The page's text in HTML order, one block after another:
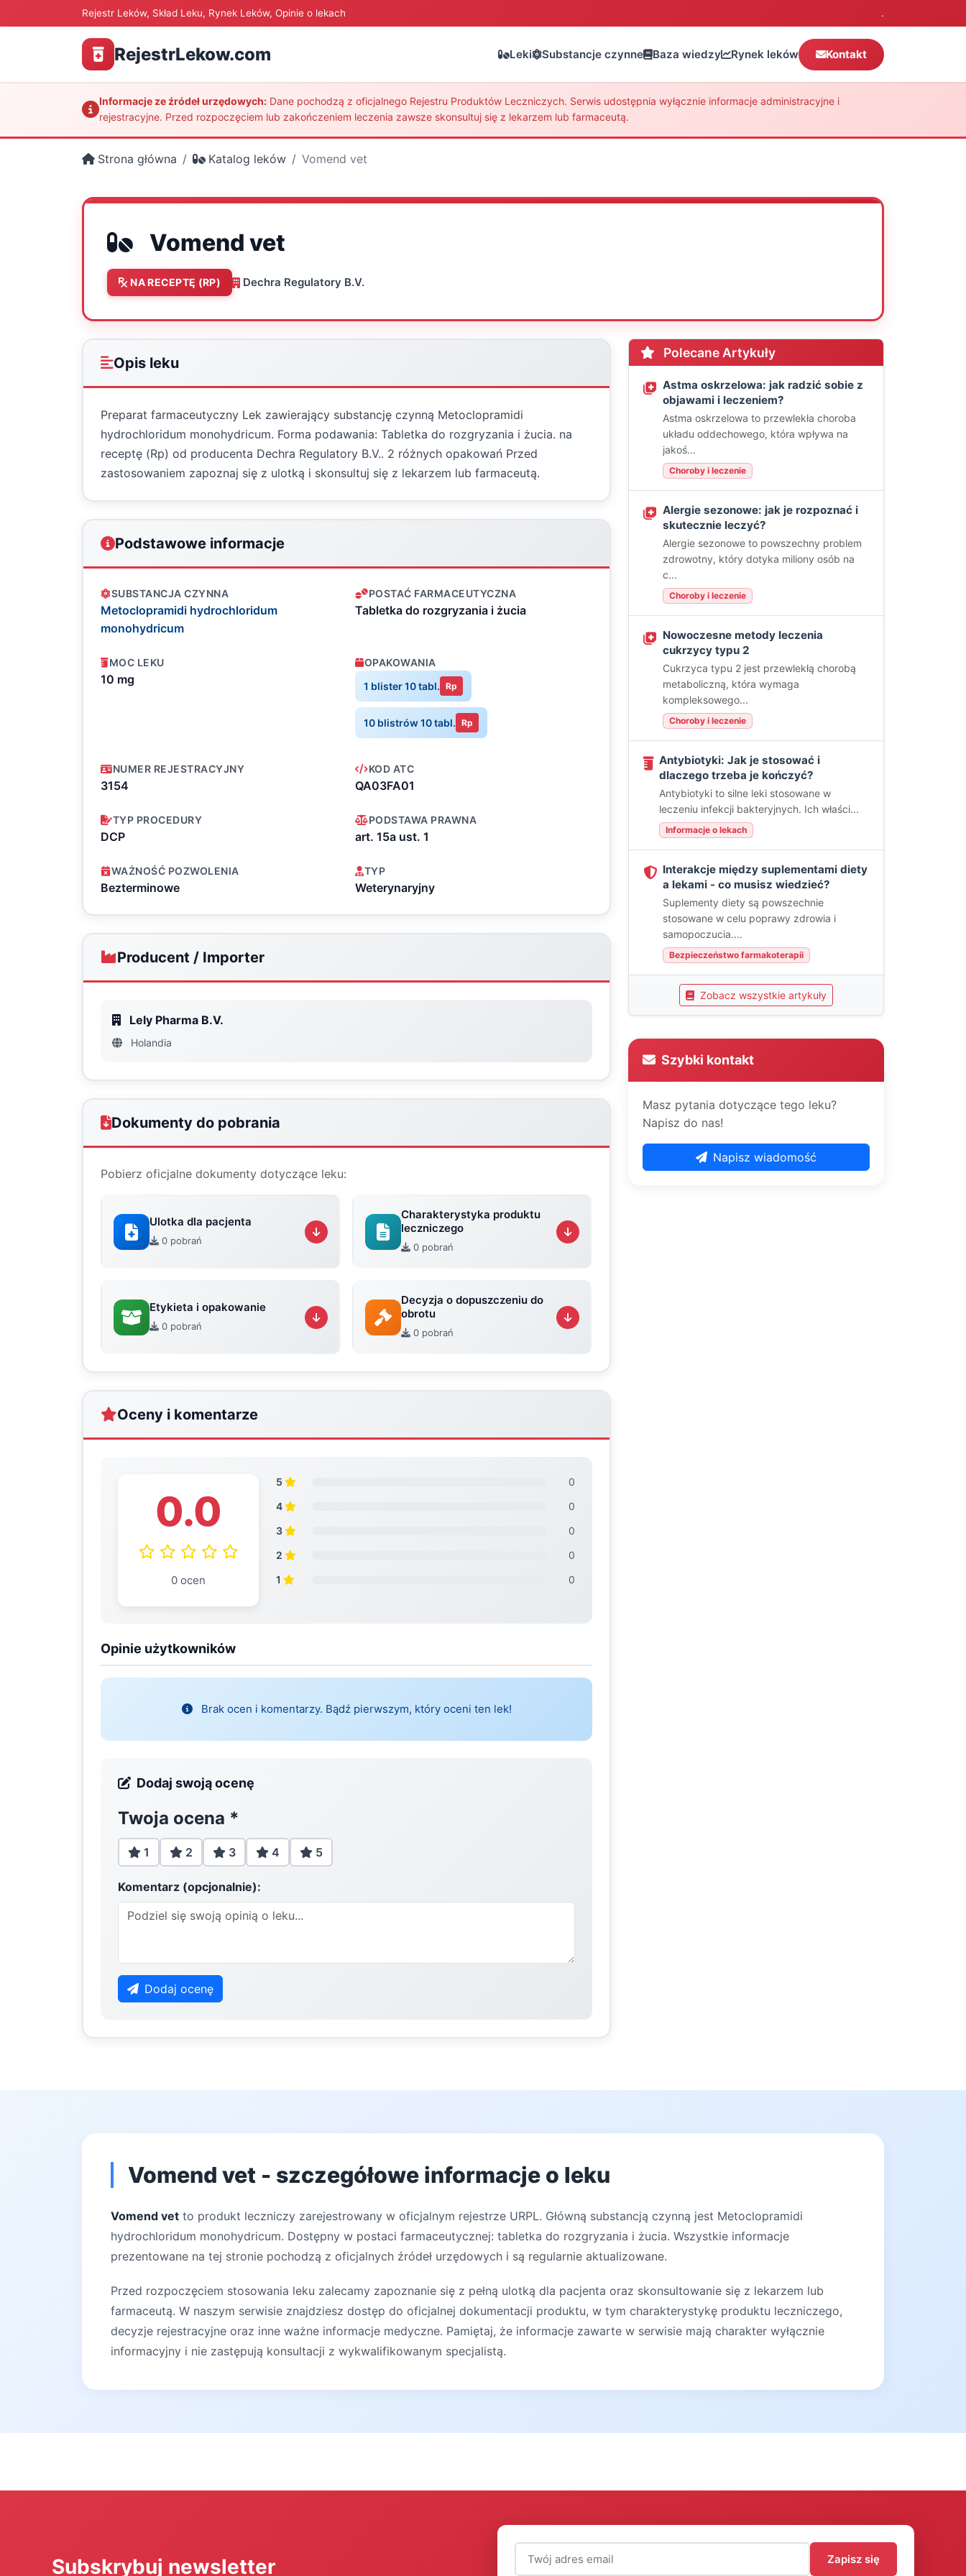
Rejestr Leków, Skład Leku, Rynek Leków, Opinie o lekach .
RejestrLekow.com Leki Substancje czynne Baza wiedzy Rynek leków Kontakt
Informacje ze źródeł urzędowych: Dane pochodzą z oficjalnego Rejestru Produktów Leczniczych. Serwis udostępnia wyłącznie informacje administracyjne i
rejestracyjne. Przed rozpoczęciem lub zakończeniem leczenia zawsze skonsultuj się z lekarzem lub farmaceutą.
Strona główna Katalog leków Vomend vet
Vomend vet
NA RECEPTĘ (RP) Dechra Regulatory B.V.
Opis leku
Preparat farmaceutyczny Lek zawierający substancję czynną Metoclopramidi
hydrochloridum monohydricum. Forma podawania: Tabletka do rozgryzania i żucia. na
receptę (Rp) od producenta Dechra Regulatory B.V.. 2 różnych opakowań Przed
zastosowaniem zapoznaj się z ulotką i skonsultuj się z lekarzem lub farmaceutą.
Podstawowe informacje
SUBSTANCJA CZYNNA
Metoclopramidi hydrochloridum
monohydricum
POSTAĆ FARMACEUTYCZNA
Tabletka do rozgryzania i żucia
MOC LEKU
10 mg
OPAKOWANIA
1 blister 10 tabl. Rp
10 blistrów 10 tabl. Rp
NUMER REJESTRACYJNY
3154
KOD ATC
QA03FA01
TYP PROCEDURY
DCP
PODSTAWA PRAWNA
art. 15a ust. 1
WAŻNOŚĆ POZWOLENIA
Bezterminowe
TYP
Weterynaryjny
Producent / Importer
Lely Pharma B.V.
Holandia
Dokumenty do pobrania
Pobierz oficjalne dokumenty dotyczące leku:
Ulotka dla pacjenta
0 pobrań
Charakterystyka produktu
leczniczego
0 pobrań
Etykieta i opakowanie
0 pobrań
Decyzja o dopuszczeniu do
obrotu
0 pobrań
Oceny i komentarze
0.0
0 ocen
5
0
4
0
3
0
2
0
1
0
Opinie użytkowników
Brak ocen i komentarzy. Bądź pierwszym, który oceni ten lek!
Dodaj swoją ocenę
Twoja ocena *
1 2 3 4 5
Komentarz (opcjonalnie):
Dodaj ocenę
Polecane Artykuły
Astma oskrzelowa: jak radzić sobie z
objawami i leczeniem?
Astma oskrzelowa to przewlekła choroba
układu oddechowego, która wpływa na
jakoś...
Choroby i leczenie
Alergie sezonowe: jak je rozpoznać i
skutecznie leczyć?
Alergie sezonowe to powszechny problem
zdrowotny, który dotyka miliony osób na
c...
Choroby i leczenie
Nowoczesne metody leczenia
cukrzycy typu 2
Cukrzyca typu 2 jest przewlekłą chorobą
metaboliczną, która wymaga
kompleksowego...
Choroby i leczenie
Antybiotyki: Jak je stosować i
dlaczego trzeba je kończyć?
Antybiotyki to silne leki stosowane w
leczeniu infekcji bakteryjnych. Ich właści...
Informacje o lekach
Interakcje między suplementami diety
a lekami - co musisz wiedzieć?
Suplementy diety są powszechnie
stosowane w celu poprawy zdrowia i
samopoczucia....
Bezpieczeństwo farmakoterapii
Zobacz wszystkie artykuły
Szybki kontakt
Masz pytania dotyczące tego leku?
Napisz do nas!
Napisz wiadomość
Vomend vet - szczegółowe informacje o leku
Vomend vet to produkt leczniczy zarejestrowany w oficjalnym rejestrze URPL. Główną substancją czynną jest Metoclopramidi
hydrochloridum monohydricum. Dostępny w postaci farmaceutycznej: tabletka do rozgryzania i żucia. Wszystkie informacje
prezentowane na tej stronie pochodzą z oficjalnych źródeł urzędowych i są regularnie aktualizowane.
Przed rozpoczęciem stosowania leku zalecamy zapoznanie się z pełną ulotką dla pacjenta oraz skonsultowanie się z lekarzem lub
farmaceutą. W naszym serwisie znajdziesz dostęp do oficjalnej dokumentacji produktu, w tym charakterystykę produktu leczniczego,
decyzje rejestracyjne oraz inne ważne informacje medyczne. Pamiętaj, że informacje zawarte w serwisie mają charakter wyłącznie
informacyjny i nie zastępują konsultacji z wykwalifikowanym specjalistą.
Subskrybuj newsletter
Adres email (wymagany)
Zapisz się